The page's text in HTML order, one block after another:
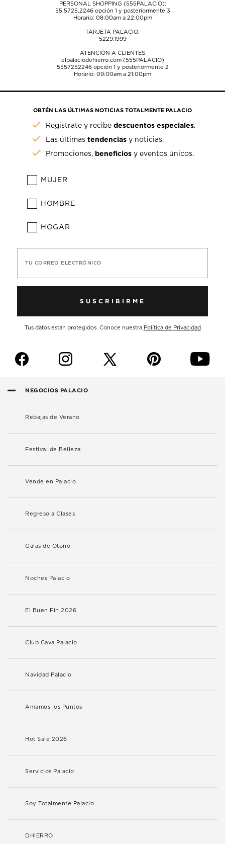
PERSONAL SHOPPING (555PALACIO):
55.5725.2246opción 1 y posteriormente 3
Horario: 08:00am a 22:00pm
TARJETA PALACIO:
5229.1999
ATENCIÓN A CLIENTES
elpalaciodehierro.com (555PALACIO)
5557252246opción 1 y posteriormente 2
Horario: 09:00am a 21:00pm
OBTÉN LAS ÚLTIMAS NOTICIAS TOTALMENTE PALACIO
Regístrate y recibedescuentos especiales.
Las últimastendencias y noticias.
Promociones, beneficios y eventos únicos.
MUJER
HOMBRE
HOGAR
TU CORREO ELECTRÓNICO
SUSCRIBIRME
Tus datos están protegidos. Conoce nuestra Política de Privacidad
f i p y
NEGOCIOS PALACIO
Rebajas de Verano
Festival de Belleza
Vende en Palacio
Regreso a Clases
Galas de Otoño
Noches Palacio
El Buen Fin 2026
Club Cava Palacio
Navidad Palacio
Amamos los Puntos
Hot Sale 2026
Servicios Palacio
Soy Totalmente Palacio
DHIERRO